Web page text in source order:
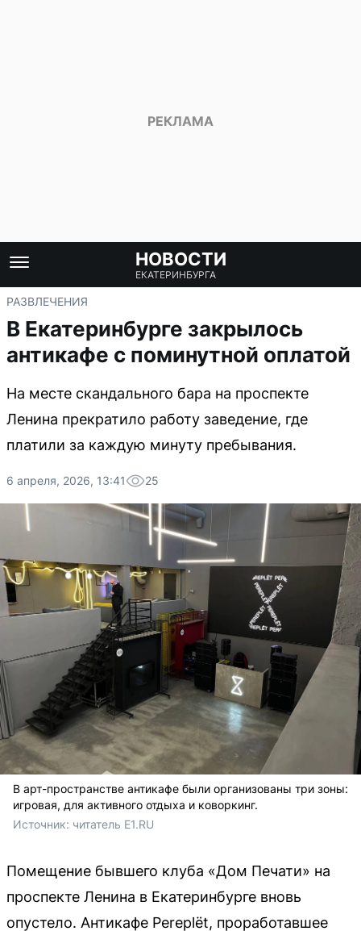
НОВОСТИ
ЕКАТЕРИНБУРГА
РАЗВЛЕЧЕНИЯ
В Екатеринбурге закрылось
антикафе с поминутной оплатой
На месте скандального бара на проспекте
Ленина прекратило работу заведение, где
платили за каждую минуту пребывания.
6 апреля, 2026, 13:41 25
В арт-пространстве антикафе были организованы три зоны:
игровая, для активного отдыха и коворкинг.
Источник: читатель E1.RU
Помещение бывшего клуба «Дом Печати» на
проспекте Ленина в Екатеринбурге вновь
опустело. Антикафе Pereplёt, проработавшее